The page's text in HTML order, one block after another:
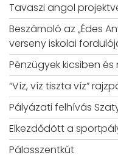
Tavaszi angol
Beszámoló az „Édes
verseny iskolai
Pénzügyek kicsiben
“Víz, víz tiszta víz”
Pályázati felhívás
Elkezdődött a
Pálosszentkút